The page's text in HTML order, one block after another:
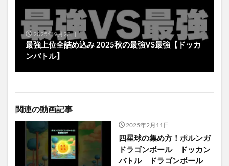
2025年9月23日
最強上位全詰め込み 2025秋の最強VS最強【ドッカ
ンバトル】
関連の動画記事
2025年2月11日
四星球の集め方！ポルンガ
ドラゴンボール ドッカン
バトル ドラゴンボール